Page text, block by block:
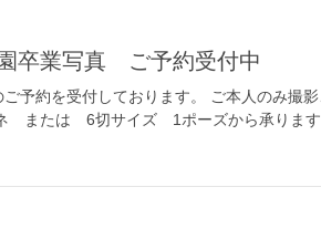
卒業写真 ご予約受付中
予約を受付しております。 ご本人のみ撮
または 6切サイズ 1ポーズから承ります